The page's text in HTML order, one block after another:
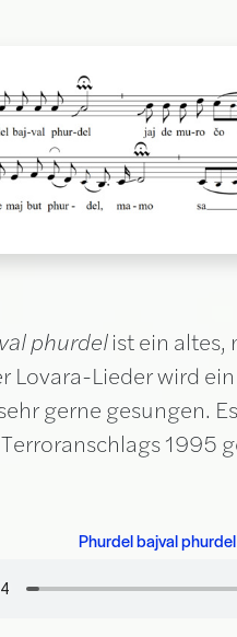
phurdelist ein altes,
Lovara-Lieder wird
gerne gesungen.
1995
Phurdel bajval